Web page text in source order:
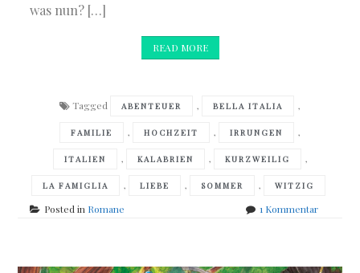
was nun? […]
READ MORE
Tagged ABENTEUER , BELLA ITALIA ,
FAMILIE , HOCHZEIT , IRRUNGEN ,
ITALIEN , KALABRIEN , KURZWEILIG ,
LA FAMIGLIA , LIEBE , SOMMER , WITZIG
Posted in Romane 1 Kommentarzu